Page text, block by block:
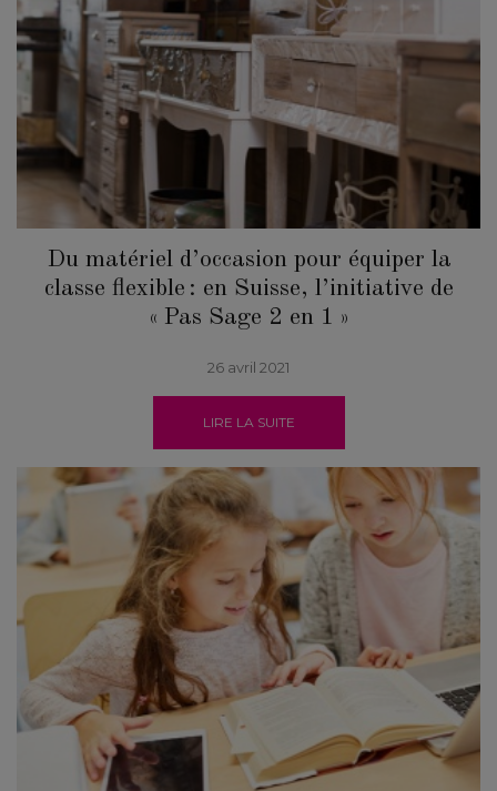
Du matériel d’occasion pour équiper la
classe flexible : en Suisse, l’initiative de
« Pas Sage 2 en 1 »
26 avril 2021
LIRE LA SUITE